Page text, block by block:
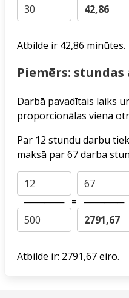
Atbilde ir 42,86 minūtes.
Piemērs: stundas
Darbā pavadītais laiks
proporcionālas viena
Par 12 stundu darbu
maksā par 67 darba
────── = ──────
Atbilde ir: 2791,67 eiro.